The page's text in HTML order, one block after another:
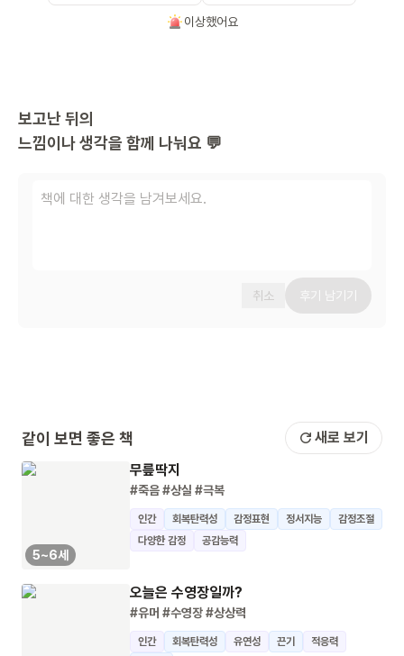
이상했어요
보고난 뒤의
느낌이나 생각을 함께 나눠요 💬
취소 후기 남기기
같이 보면 좋은 책 새로 보기
5~6세
무릎딱지
#죽음#상실 #극복
인간 회복탄력성 감정표현 정서지능
감정조절
다양한 감정
공감능력
오늘은 수영장일까?
#유머 #수영장#상상력
인간 회복탄력성 유연성 끈기
적응력